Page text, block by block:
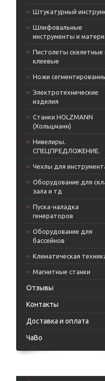
Штукатурный
Шлифовальные
инструменты и
Пистолеты скелетные
клеевые
Ножи
Электротехнические
изделия
Станки HOLZMANN
(Хольцманн)
Нивелиры.
СПЕЦПРЕДЛОЖЕНИЕ.
Чехлы для
Оборудование для
зала и тд
Пуска-наладка
генераторов
Оборудование для
бассейнов
Климатическая
Магнитные станки
Отзывы
Контакты
Доставка и оплата
ЧаВо